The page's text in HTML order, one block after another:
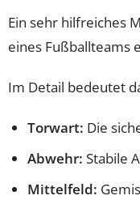
Ein sehr hilfreiches
eines Fußballteams
Im Detail bedeutet
Torwart: Die
Abwehr: Stabile
Mittelfeld: